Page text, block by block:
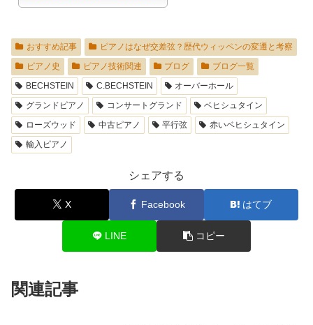
おすすめ記事
ピアノはなぜ交差弦？歴代ウィッペンの変遷と考察
ピアノ史
ピアノ技術関連 ブログ
ブログ一覧
BECHSTEIN
C.BECHSTEIN
オーバーホール
グランドピアノ
コンサートグランド
ベヒシュタイン
ローズウッド
中古ピアノ 平行弦
赤いベヒシュタイン
輸入ピアノ
シェアする
X Facebook はてブ
LINE コピー
関連記事